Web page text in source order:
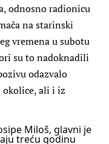
odnosno radionicu
na starinski
vremena u subotu
su to nadoknadili
odazvalo
okolice, ali i iz
Miloš, glavni je
treću godinu